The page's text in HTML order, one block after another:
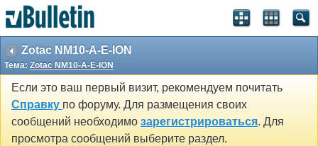
Zotac NM10-A-E-ION
Тема: Zotac NM10-A-E-ION
Если это ваш первый визит, рекомендуем почитать
Справку по форуму. Для размещения своих
сообщений необходимо зарегистрироваться. Для
просмотра сообщений выберите раздел.